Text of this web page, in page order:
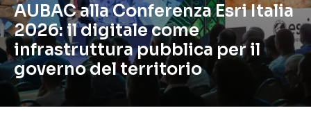
AUBAC alla Conferenza Esri Italia
2026: il digitale come
infrastruttura pubblica per il
governo del territorio